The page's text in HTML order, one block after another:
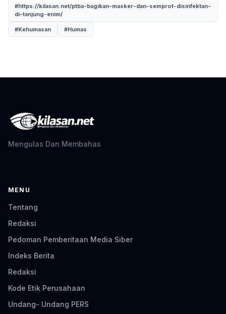
#https://kilasan.net/ptba-bagikan-masker-dan-semprot-disinfektan-
di-tanjung-enim/
#Kehumasan #Humas
Mengulas Dan Membahas
MENU
Tentang
Redaksi
Pedoman Pemberitaan Media Siber
Indeks Berita
Redaksi
Kode Etik Perusahaan
Undang- Undang PERS